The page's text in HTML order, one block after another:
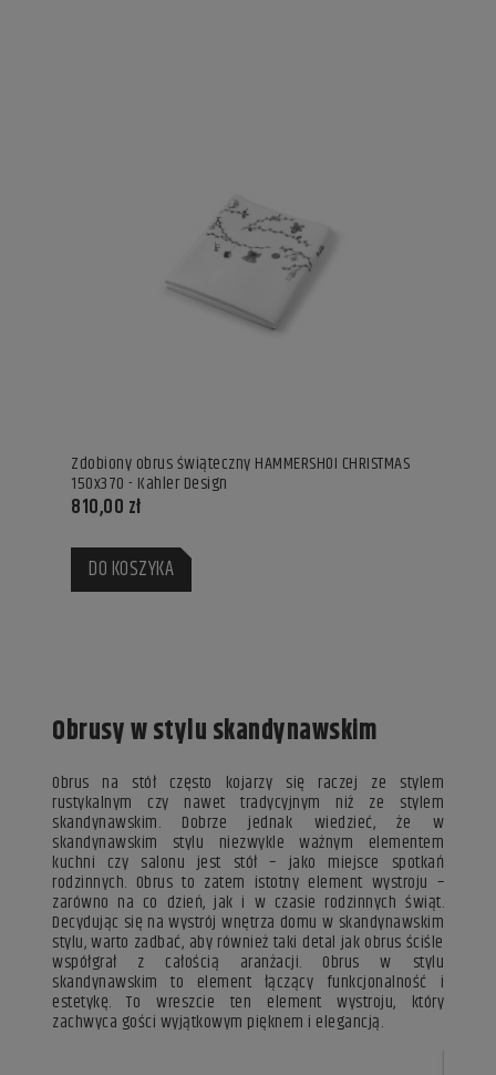
Zdobiony obrus świąteczny HAMMERSHOI CHRISTMAS
150x370 - Kahler Design
810,00 zł
DO KOSZYKA
Obrusy w stylu skandynawskim
Obrus na stół często kojarzy się raczej ze stylem
rustykalnym czy nawet tradycyjnym niż ze stylem
skandynawskim. Dobrze jednak wiedzieć, że w
skandynawskim stylu niezwykle ważnym elementem
kuchni czy salonu jest stół – jako miejsce spotkań
rodzinnych. Obrus to zatem istotny element wystroju –
zarówno na co dzień, jak i w czasie rodzinnych świąt.
Decydując się na wystrój wnętrza domu w skandynawskim
stylu, warto zadbać, aby również taki detal jak obrus ściśle
współgrał z całością aranżacji. Obrus w stylu
skandynawskim to element łączący funkcjonalność i
estetykę. To wreszcie ten element wystroju, który
zachwyca gości wyjątkowym pięknem i elegancją.